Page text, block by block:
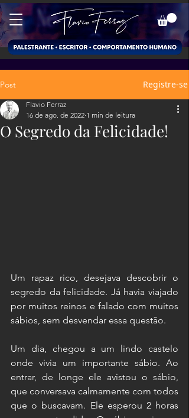
Post Registre-se
O Segredo da Felicidade!
Flavio Ferraz
16 de ago. de 2022 1 min de leitura
Um rapaz rico, desejava descobrir o
segredo da felicidade. Já havia viajado
por muitos reinos e falado com muitos
sábios, sem desvendar essa questão.
Um dia, chegou a um lindo castelo
onde vivia um importante sábio. Ao
entrar, de longe ele avistou o sábio,
que conversava calmamente com todos
que o buscavam. Ele esperou 2 horas